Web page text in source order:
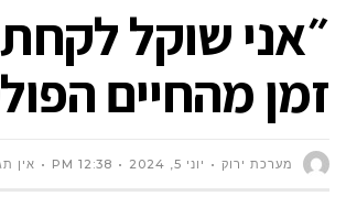
״אני שוקל
זמן מהחיים
מערכת ירוק יוני 5, 2024 12:38 PM אין